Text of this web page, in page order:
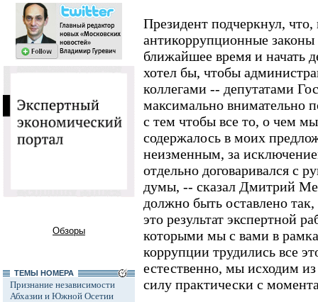
Обзоры
ТЕМЫ НОМЕРА
Признание независимости
Абхазии и Южной Осетии
Президент подчеркнул,
антикоррупционные
ближайшее время и начать
хотел бы, чтобы
коллегами -- депутатами
максимально внимательно
с тем чтобы все то, о чем
содержалось в моих
неизменным, за
отдельно договаривался с
думы, -- сказал Дмитрий
должно быть оставлено
это результат экспертной
которыми мы с вами в
коррупции трудились все
естественно, мы исходим из
силу практически с